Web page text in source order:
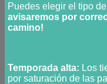
Puedes elegir el tipo
avisaremos por
camino!
Temporada alta: Los
por saturación de las